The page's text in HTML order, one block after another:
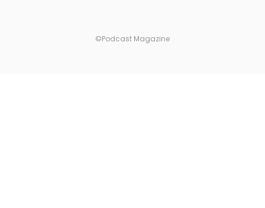
©Podcast Magazine